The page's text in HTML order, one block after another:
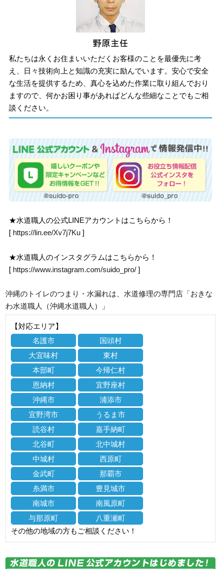
私たちは永くお住まいいただくお客様のことを最優先に考
え、日々技術向上と知識の充実に励んでいます。安心で安全
な生活を提供するため、真心を込めた作業に取り組んでおり
ますので、何かお困り事があればどんな些細なことでもご相
談ください。
★水道職人の公式LINEアカウントはこちらから！
[ https://lin.ee/Xv7j7Ku ]
★水道職人のインスタグラムはこちらから！
[ https://www.instagram.com/suido_pro/ ]
沖縄のトイレのつまり・水漏れは、水道修理の専門店「おきな
わ水道職人（沖縄水道職人）」
【対応エリア】
名護市
国頭村
大宜味村
東村
本部町
今帰仁村
恩納村
宜野座村
沖縄市
浦添市
宜野湾市
うるま市
読谷村
嘉手納町
北谷町
北中城村
中城村
西原町
金武町
那覇市
糸満市
豊見城市
南城市
南風原町
与那原町
八重瀬町
その他の地域の方もご相談ください！